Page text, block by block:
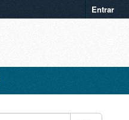
Entrar